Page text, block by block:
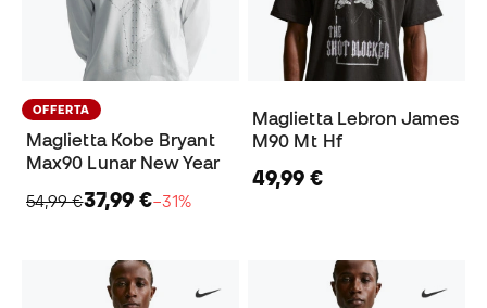
OFFERTA
Maglietta Kobe Bryant
Max90 Lunar New Year
54,99 €37,99 €−31%
Maglietta Lebron James
M90 Mt Hf
49,99 €